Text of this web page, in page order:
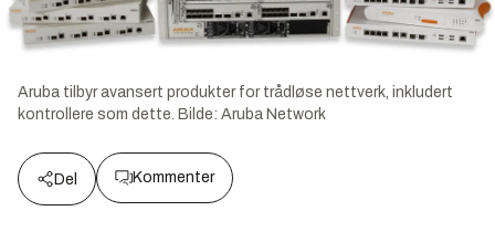
Aruba tilbyr avansert produkter for trådløse nettverk, inkludert
kontrollere som dette. Bilde: Aruba Network
Del Kommenter